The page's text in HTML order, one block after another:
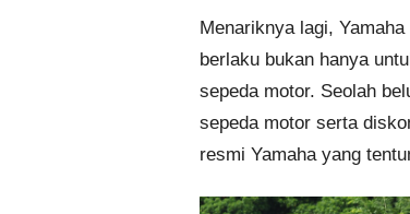
Menariknya lagi,
berlaku bukan hanya
sepeda motor. Seolah
sepeda motor serta
resmi Yamaha yang